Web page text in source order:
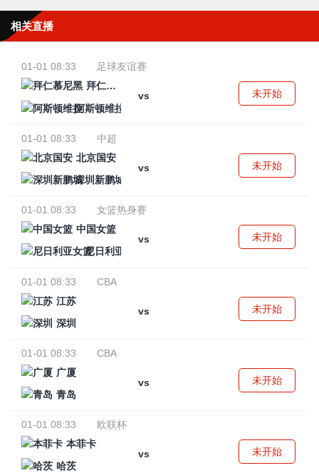
相关直播
01-01 08:33
足球友谊赛
拜仁慕尼黑
vs
阿斯顿维拉
未开始
01-01 08:33
中超
北京国安
vs
深圳新鹏城
未开始
01-01 08:33
女篮热身赛
中国女篮
vs
尼日利亚女篮
未开始
01-01 08:33
CBA
江苏
vs
深圳
未开始
01-01 08:33
CBA
广厦
vs
青岛
未开始
01-01 08:33
欧联杯
本菲卡
vs
哈茨
未开始